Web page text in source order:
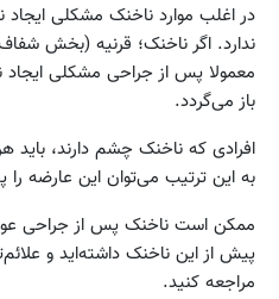
در اغلب موارد ناخنک مشکلی
ندارد. اگر ناخنک؛ قرنیه (بخش
معمولا پس از جراحی مشکلی ایجاد
باز می‌گردد.
افرادی که ناخنک چشم دارند،
به این ترتیب می‌توان این عارضه را
ممکن است ناخنک پس از جراحی عود
پیش از این ناخنک داشته‌اید و
مراجعه کنید.